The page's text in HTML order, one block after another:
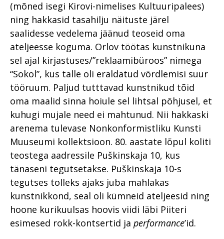
(mõned isegi Kirovi-nimelises Kultuuripalees)
ning hakkasid tasahilju näituste järel
saalidesse vedelema jäänud teoseid oma
ateljeesse koguma. Orlov töötas kunstnikuna
sel ajal kirjastuses/”reklaamibüroos” nimega
“Sokol”, kus talle oli eraldatud võrdlemisi suur
tööruum. Paljud tutttavad kunstnikud tõid
oma maalid sinna hoiule sel lihtsal põhjusel, et
kuhugi mujale need ei mahtunud. Nii hakkaski
arenema tulevase Nonkonformistliku Kunsti
Muuseumi kollektsioon. 80. aastate lõpul koliti
teostega aadressile Puškinskaja 10, kus
tänaseni tegutsetakse. Puškinskaja 10-s
tegutses tolleks ajaks juba mahlakas
kunstnikkond, seal oli kümneid ateljeesid ning
hoone kurikuulsas hoovis viidi läbi Piiteri
esimesed rokk-kontsertid ja performance’id.